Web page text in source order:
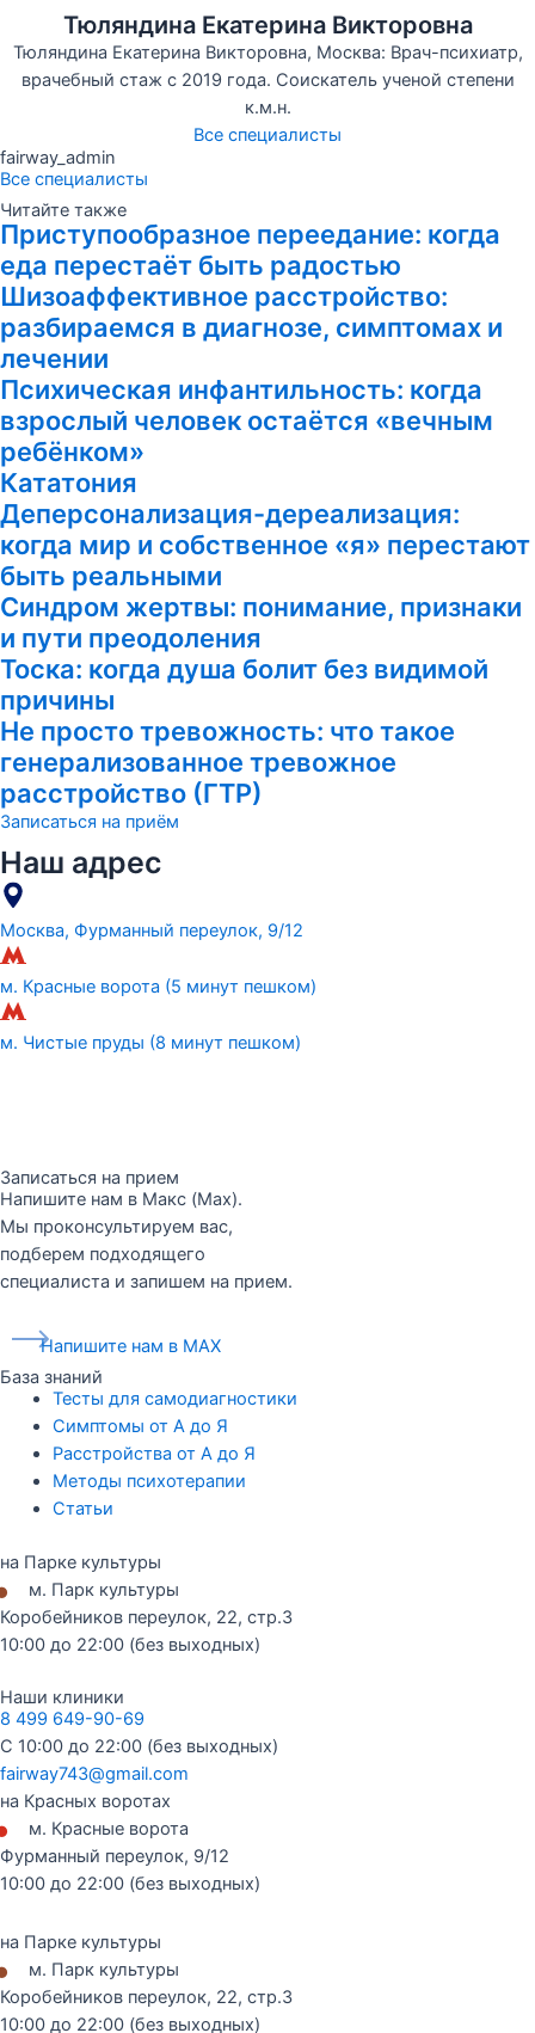
Тюляндина Екатерина Викторовна
Тюляндина Екатерина Викторовна, Москва: Врач-психиатр,
врачебный стаж с 2019 года. Соискатель ученой степени
к.м.н.
Все специалисты
fairway_admin
Все специалисты
Читайте также
Приступообразное переедание: когда
еда перестаёт быть радостью
Шизоаффективное расстройство:
разбираемся в диагнозе, симптомах и
лечении
Психическая инфантильность: когда
взрослый человек остаётся «вечным
ребёнком»
Кататония
Деперсонализация-дереализация:
когда мир и собственное «я» перестают
быть реальными
Синдром жертвы: понимание, признаки
и пути преодоления
Тоска: когда душа болит без видимой
причины
Не просто тревожность: что такое
генерализованное тревожное
расстройство (ГТР)
Записаться на приём
Наш адрес
Москва, Фурманный переулок, 9/12
м. Красные ворота (5 минут пешком)
м. Чистые пруды (8 минут пешком)
Записаться на прием
Напишите нам в Макс (Max).
Мы проконсультируем вас,
подберем подходящего
специалиста и запишем на прием.
Напишите нам в MAX
База знаний
Тесты для самодиагностики
Симптомы от А до Я
Расстройства от А до Я
Методы психотерапии
Статьи
на Парке культуры
м. Парк культуры
Коробейников переулок, 22, стр.3
10:00 до 22:00 (без выходных)
Наши клиники
8 499 649-90-69
С 10:00 до 22:00 (без выходных)
fairway743@gmail.com
на Красных воротах
м. Красные ворота
Фурманный переулок, 9/12
10:00 до 22:00 (без выходных)
на Парке культуры
м. Парк культуры
Коробейников переулок, 22, стр.3
10:00 до 22:00 (без выходных)